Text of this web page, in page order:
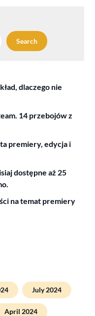
Search
dlaczego nie
14 przebojów z
premiery, edycja i
dostępne aż 25
na temat premiery
July 2024
April 2024